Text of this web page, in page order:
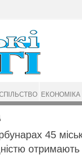
45
ЕКОНОМІКА